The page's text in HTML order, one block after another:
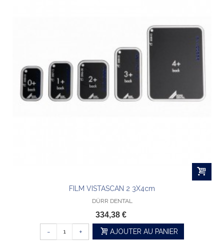
FILM VISTASCAN 2 3X4cm
DÜRR DENTAL
334,38 €
- + AJOUTER AU PANIER